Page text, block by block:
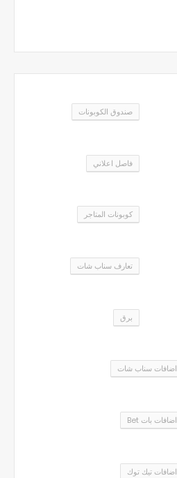
صندوق الكوبونات
فاصل اعلاني
كوبونات المتاجر
تعارف سناب شات
برق
اضافات سناب شات
اضافات بات Bet
اضافات تيك توك